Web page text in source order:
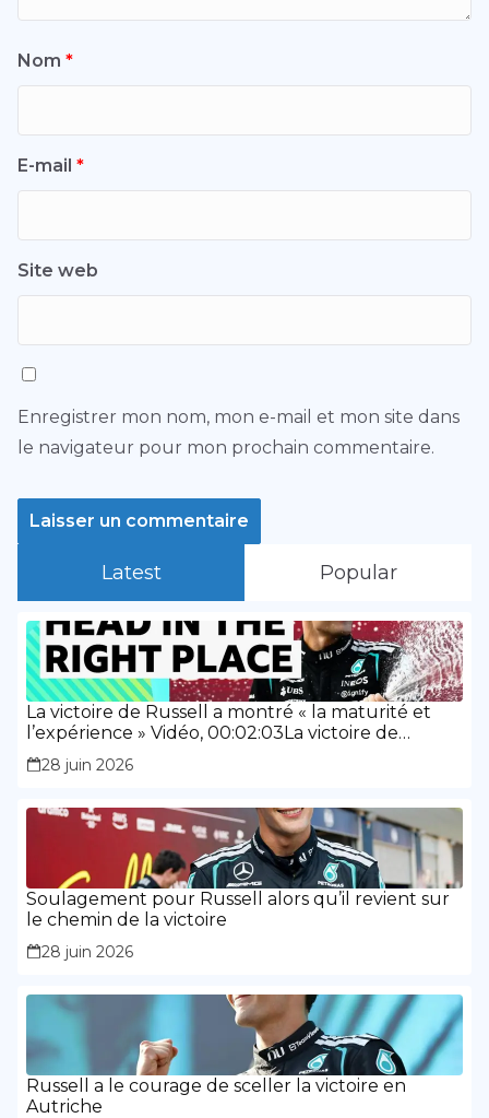
Nom *
E-mail *
Site web
Enregistrer mon nom, mon e-mail et mon site dans
le navigateur pour mon prochain commentaire.
Latest Popular
La victoire de Russell a montré « la maturité et
l’expérience » Vidéo, 00:02:03La victoire de
Russell a montré « la maturité et l’expérience »
28 juin 2026
Soulagement pour Russell alors qu’il revient sur
le chemin de la victoire
28 juin 2026
Russell a le courage de sceller la victoire en
Autriche